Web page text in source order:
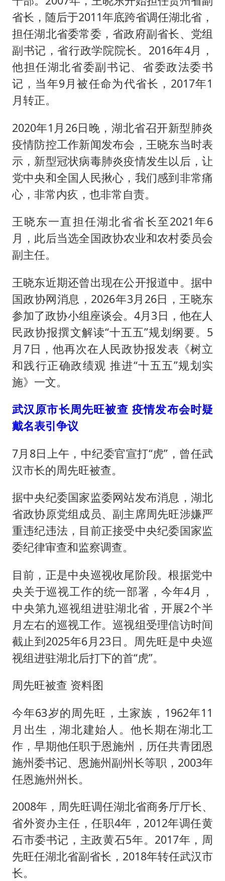
省长，随后于2011年底跨省调任湖北省，
担任湖北省委常委，省政府副省长、党组
副书记，省行政学院院长。2016年4月，
他担任湖北省委副书记、省委政法委书
记，当年9月被任命为代省长，2017年1
月转正。
2020年1月26日晚，湖北省召开新型肺炎
疫情防控工作新闻发布会，王晓东当时表
示，新型冠状病毒肺炎疫情发生以后，让
党中央和全国人民揪心，我们感到非常痛
心，非常内疚，也非常自责。
王晓东一直担任湖北省省长至2021年6
月，此后当选全国政协农业和农村委员会
副主任。
王晓东近期还曾出现在公开报道中。据中
国政协网消息，2026年3月26日，王晓东
参加了政协小组座谈会。4月3日，他在人
民政协报撰文解读“十五五”规划纲要。5
月7日，他再次在人民政协报发表《树立
和践行正确政绩观 推进“十五五”规划实
施》一文。
武汉原市长周先旺被查 疫情发布会时疑
戴名表引争议
7月8日上午，中纪委官宣打“虎”，曾任武
汉市长的周先旺被查。
据中央纪委国家监委网站发布消息，湖北
省政协原党组成员、副主席周先旺涉嫌严
重违纪违法，目前正接受中央纪委国家监
委纪律审查和监察调查。
目前，正是中央巡视收尾阶段。根据党中
央关于巡视工作的统一部署，今年4月，
中央第九巡视组进驻湖北省，开展2个半
月左右的巡视工作。巡视组受理信访时间
截止到2025年6月23日。周先旺是中央巡
视组进驻湖北后打下的首“虎”。
周先旺被查 资料图
今年63岁的周先旺，土家族，1962年11
月出生，湖北建始人。他长期在湖北工
作，早期他任职于恩施州，历任共青团恩
施州委书记、恩施州副州长等职，2003年
任恩施州州长。
2008年，周先旺调任湖北省商务厅厅长、
省外资办主任，任职4年，2012年调任黄
石市委书记，主政黄石5年。2017年，周
先旺任湖北省副省长，2018年转任武汉市
长。